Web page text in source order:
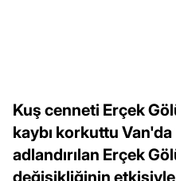
Kuş cenneti Erçek
kaybı korkuttu
adlandırılan Erçek
değişikliğinin